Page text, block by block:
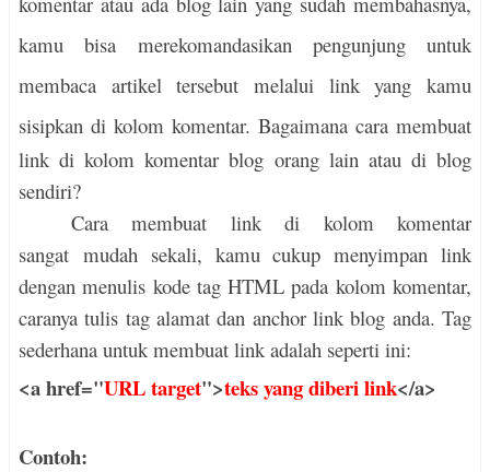
kamu bisa merekomandasikan pengunjung untuk
membaca artikel tersebut melalui link yang kamu
sisipkan di kolom komentar.Bagaimana cara membuat
link di kolom komentar blog orang lain atau di blog
sendiri?
Cara membuat link di kolom komentar
sangat mudah sekali, kamu cukup menyimpan link
dengan menulis kode tag HTML pada kolom komentar,
caranya tulis tag alamat dan anchor link blog anda. Tag
sederhana untuk membuat link adalah seperti ini:
<a href="URL target">teks yang diberi link</a>
Contoh: